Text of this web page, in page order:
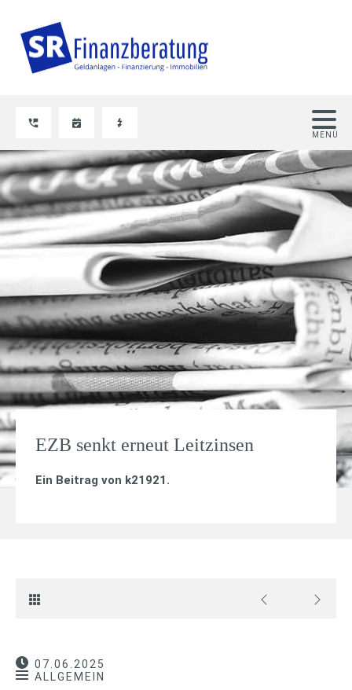
EZB senkt erneut Leitzinsen
Ein Beitrag von k21921 .
07.06.2025
ALLGEMEIN